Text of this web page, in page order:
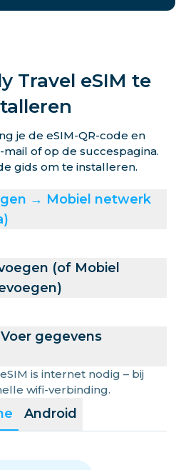
Travel eSIM te
je de eSIM-QR-code en
of op de succespagina.
gids om te installeren.
Android
→ Mobiel netwerk
(of Mobiel
gegevens
is internet nodig – bij
wifi-verbinding.